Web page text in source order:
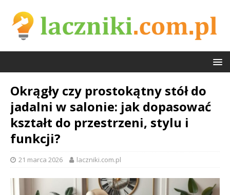
Okrągły czy prostokątny stół do
jadalni w salonie: jak dopasować
kształt do przestrzeni, stylu i
funkcji?
21 marca 2026 laczniki.com.pl